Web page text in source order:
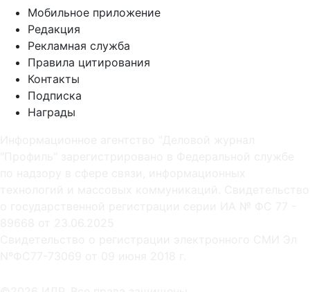
Мобильное приложение
Редакция
Рекламная служба
Правила цитирования
Контакты
Подписка
Награды